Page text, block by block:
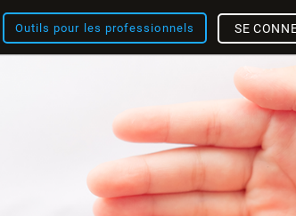
Outils pour les professionnels SE